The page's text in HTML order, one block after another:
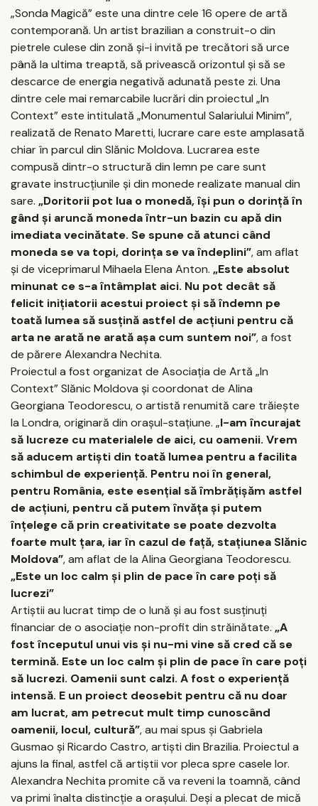
„Sonda Magică” este una dintre cele 16 opere de artă
contemporană. Un artist brazilian a construit-o din
pietrele culese din zonă şi-i invită pe trecători să urce
până la ultima treaptă, să privească orizontul şi să se
descarce de energia negativă adunată peste zi. Una
dintre cele mai remarcabile lucrări din proiectul „In
Context” este intitulată „Monumentul Salariului Minim”,
realizată de Renato Maretti, lucrare care este amplasată
chiar în parcul din Slănic Moldova. Lucrarea este
compusă dintr-o structură din lemn pe care sunt
gravate instrucţiunile şi din monede realizate manual din
sare. „Doritorii pot lua o monedă, îşi pun o dorinţă în
gând şi aruncă moneda într-un bazin cu apă din
imediata vecinătate. Se spune că atunci când
moneda se va topi, dorinţa se va îndeplini”, am aflat
şi de viceprimarul Mihaela Elena Anton. „Este absolut
minunat ce s-a întâmplat aici. Nu pot decât să
felicit iniţiatorii acestui proiect şi să îndemn pe
toată lumea să susţină astfel de acţiuni pentru că
arta ne arată ne arată aşa cum suntem noi”, a fost
de părere Alexandra Nechita.
Proiectul a fost organizat de Asociaţia de Artă „In
Context” Slănic Moldova şi coordonat de Alina
Georgiana Teodorescu, o artistă renumită care trăieşte
la Londra, originară din oraşul-staţiune. „I-am încurajat
să lucreze cu materialele de aici, cu oamenii. Vrem
să aducem artişti din toată lumea pentru a facilita
schimbul de experienţă. Pentru noi în general,
pentru România, este esenţial să îmbrăţişăm astfel
de acţiuni, pentru că putem învăţa şi putem
înţelege că prin creativitate se poate dezvolta
foarte mult ţara, iar în cazul de faţă, staţiunea Slănic
Moldova”, am aflat de la Alina Georgiana Teodorescu.
„Este un loc calm şi plin de pace în care poţi să
lucrezi”
Artiştii au lucrat timp de o lună şi au fost susţinuţi
financiar de o asociaţie non-profit din străinătate. „A
fost începutul unui vis şi nu-mi vine să cred că se
termină. Este un loc calm şi plin de pace în care poţi
să lucrezi. Oamenii sunt calzi. A fost o experienţă
intensă. E un proiect deosebit pentru că nu doar
am lucrat, am petrecut mult timp cunoscând
oamenii, locul, cultură”, au mai spus şi Gabriela
Gusmao şi Ricardo Castro, artişti din Brazilia. Proiectul a
ajuns la final, astfel că artiştii vor pleca spre casele lor.
Alexandra Nechita promite că va reveni la toamnă, când
va primi înalta distincţie a oraşului. Deşi a plecat de mică